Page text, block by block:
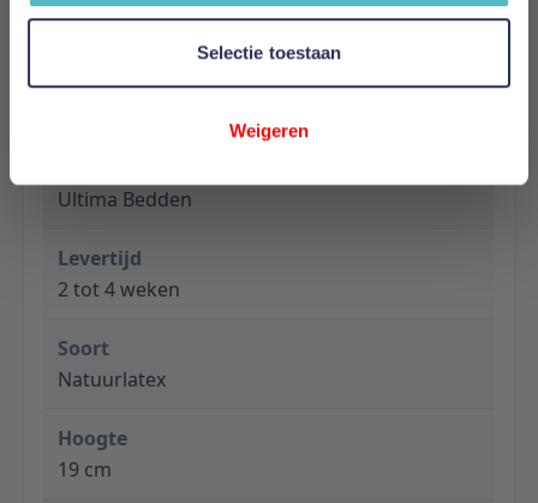
Selectie toestaan
Weigeren
ondersteuning.
Meer informatie
Ultima Bedden
Levertijd
2 tot 4 weken
Soort
Natuurlatex
Hoogte
19 cm